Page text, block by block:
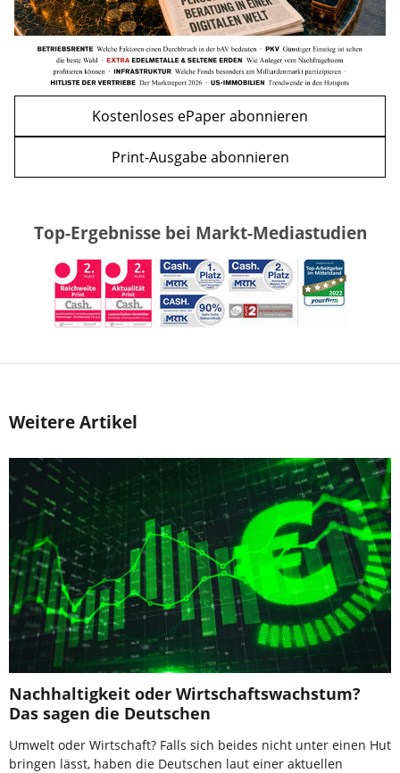
Kostenloses ePaper abonnieren
Print-Ausgabe abonnieren
Top-Ergebnisse bei Markt-Mediastudien
Weitere Artikel
Nachhaltigkeit oder Wirtschaftswachstum?
Das sagen die Deutschen
Umwelt oder Wirtschaft? Falls sich beides nicht unter einen Hut
bringen lässt, haben die Deutschen laut einer aktuellen